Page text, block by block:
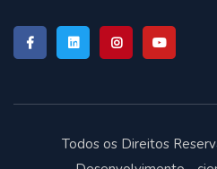
Todos os Direitos